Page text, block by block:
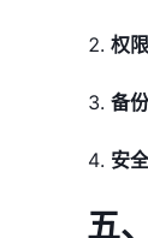
权
备
安
五